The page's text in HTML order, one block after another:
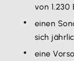
von 1.230
einen
sich
eine